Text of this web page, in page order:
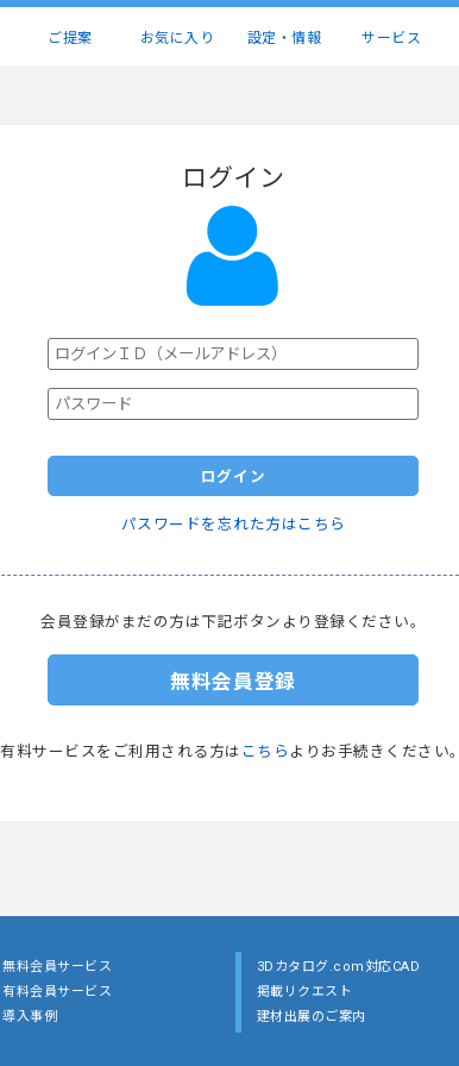
ご提案 お気に入り 設定・情報 サービス
ログイン
ログイン
パスワードを忘れた方はこちら
会員登録がまだの方は下記ボタンより登録ください。
無料会員登録
有料サービスをご利用される方は こちら よりお手続きください。
無料会員サービス
有料会員サービス
導入事例
3Dカタログ.com対応CAD
掲載リクエスト
建材出展のご案内